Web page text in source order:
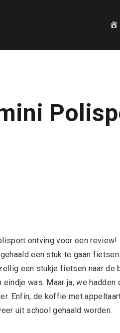
ontving voor een review!
een stuk te gaan
een stukje fietsen naar de
was. Maar ja, we
Enfin, de koffie met
uit school gehaald worden.